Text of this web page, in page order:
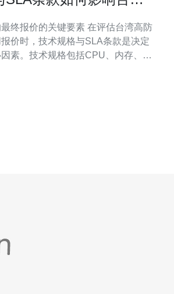
终报价的关键要素 在评估台湾高防
价时，技术规格与SLA条款是决定
素。技术规格包括CPU、内存、存
条款涵盖可用性保证、响应时间、